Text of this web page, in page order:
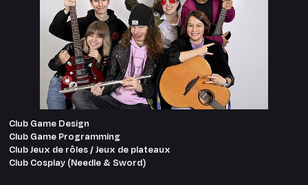
Club Game Design
Club Game Programming
Club Jeux de rôles / Jeux de plateaux
Club Cosplay (Needle & Sword)